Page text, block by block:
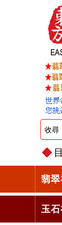
翡
玉